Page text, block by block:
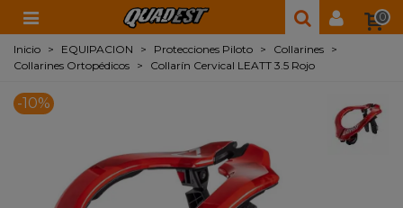
0
Inicio > EQUIPACION > Protecciones Piloto > Collarines >
Collarines Ortopédicos > Collarín Cervical LEATT 3.5 Rojo
-10%